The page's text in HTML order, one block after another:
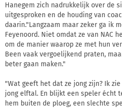
Hanegem zich nadrukkelijk over de
uitgesproken en de houding van
daarin."Langzaam maar zeker ga ik
Feyenoord. Niet omdat ze van NAC
om de manier waarop ze met hun
Been vaak vergoelijkend praten,
beter gaan maken."
"Wat geeft het dat ze jong zijn? Ik
jong elftal. En blijkt een speler écht
hem buiten de ploeg, een slechte